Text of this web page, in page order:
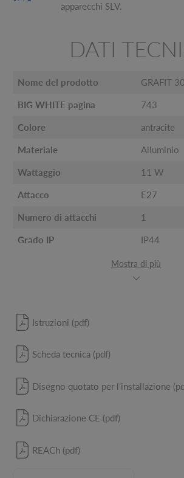
apparecchi SLV.
DATI
Nome del prodotto GRAFIT 30
BIG WHITE pagina 743
Colore antracite
Materiale Alluminio
Wattaggio 11 W
Attacco E27
Numero di attacchi 1
Grado IP IP44
Mostra di più
Istruzioni (pdf)
Scheda tecnica (pdf)
Disegno quotato per l’installazione
Dichiarazione CE (pdf)
REACh (pdf)